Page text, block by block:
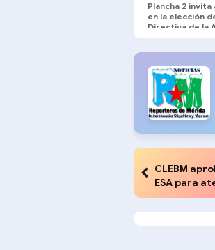
Plancha 2
en la elección
Directiva de la
CLEBM
ESA para